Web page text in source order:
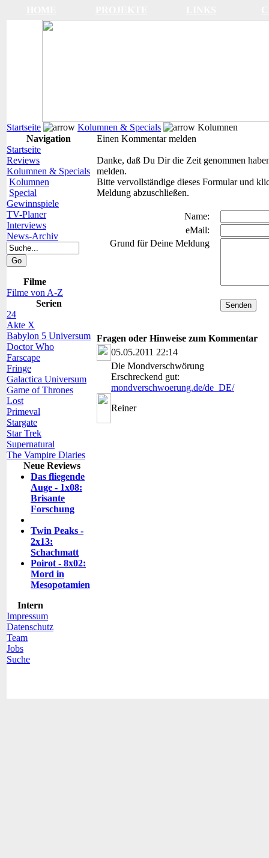
Startseite Kolumnen & Specials
Kolumnen
Navigation
Startseite
Reviews
Kolumnen & Specials
Kolumnen
Special
Gewinnspiele
TV-Planer
Interviews
News-Archiv
Filme
Filme von A-Z
Serien
24
Akte X
Babylon 5 Universum
Doctor Who
Farscape
Fringe
Galactica Universum
Game of Thrones
Lost
Primeval
Stargate
Star Trek
Supernatural
The Vampire Diaries
Neue Reviews
Das fliegende
Auge - 1x08:
Brisante
Forschung
Twin Peaks -
2x13:
Schachmatt
Poirot - 8x02:
Mord in
Mesopotamien
Intern
Impressum
Datenschutz
Team
Jobs
Suche
Einen Kommentar melden
Danke, daß Du Dir die Zeit genommen
melden.
Bitte vervollständige dieses Formular und
Meldung abzuschließen.
Name:
eMail:
Grund für Deine Meldung
Fragen oder Hinweise zum Kommentar
05.05.2011 22:14
Die Mondverschwörung
Erschreckend gut:
mondverschwoerung.de/de_DE/
Reiner